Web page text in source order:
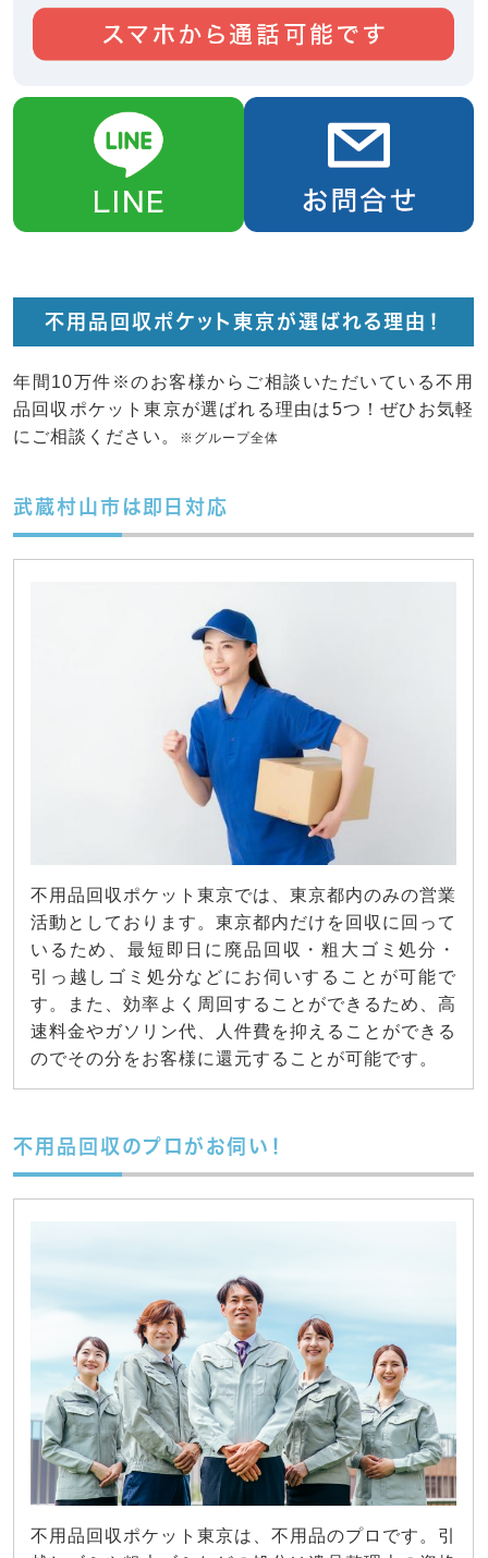
不用品回収ポケット東京が選ばれる理由！
年間10万件※のお客様からご相談いただいている不用
品回収ポケット東京が選ばれる理由は5つ！ぜひお気軽
にご相談ください。
※グループ全体
武蔵村山市は即日対応
不用品回収ポケット東京では、東京都内のみの営業
活動としております。東京都内だけを回収に回って
いるため、最短即日に廃品回収・粗大ゴミ処分・
引っ越しゴミ処分などにお伺いすることが可能で
す。また、効率よく周回することができるため、高
速料金やガソリン代、人件費を抑えることができる
のでその分をお客様に還元することが可能です。
不用品回収のプロがお伺い！
不用品回収ポケット東京は、不用品のプロです。引